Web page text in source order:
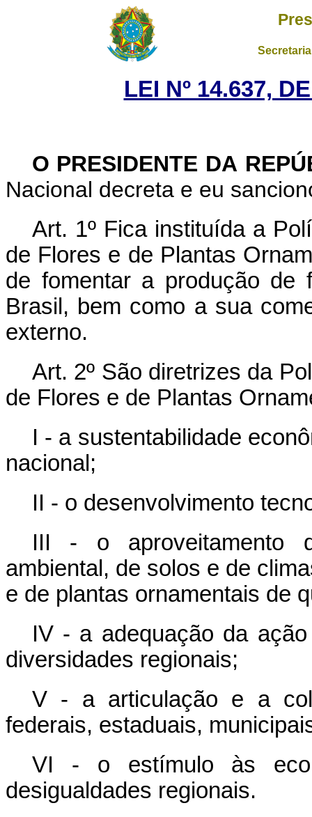
LEI Nº 14.637,
O PRESIDENTE DA
Nacional decreta e eu
Art. 1º Fica instituída a
de Flores e de Plantas
de fomentar a produção de
Brasil, bem como a sua
externo.
Art. 2º São diretrizes da
de Flores e de Plantas
I - a sustentabilidade
nacional;
II - o desenvolvimento
III - o aproveitamento
ambiental, de solos e de
e de plantas ornamentais de
IV - a adequação da
diversidades regionais;
V - a articulação e a
federais, estaduais,
VI - o estímulo às
desigualdades regionais.